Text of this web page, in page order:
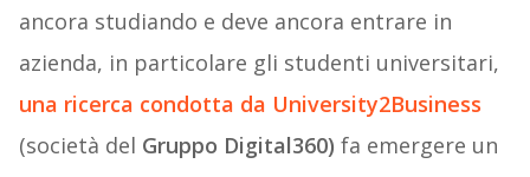
ancora studiando e deve ancora entrare in
azienda, in particolare gli studenti universitari,
una ricerca condotta da University2Business
(società del Gruppo Digital360) fa emergere un